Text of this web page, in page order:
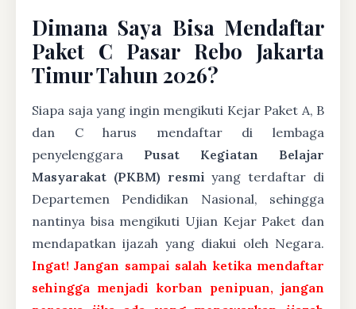
Dimana Saya Bisa Mendaftar
Paket C Pasar Rebo Jakarta
Timur Tahun 2026?
Siapa saja yang ingin mengikuti Kejar Paket A, B
dan C harus mendaftar di lembaga
penyelenggara Pusat Kegiatan Belajar
Masyarakat (PKBM) resmi yang terdaftar di
Departemen Pendidikan Nasional, sehingga
nantinya bisa mengikuti Ujian Kejar Paket dan
mendapatkan ijazah yang diakui oleh Negara.
Ingat! Jangan sampai salah ketika mendaftar
sehingga menjadi korban penipuan, jangan